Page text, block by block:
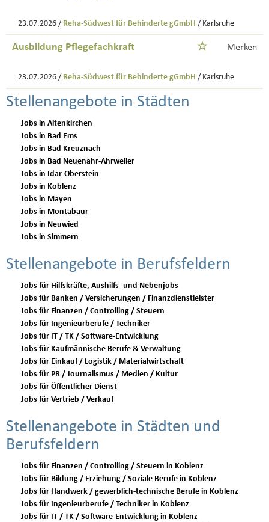
23.07.2026 / Reha-Südwest für Behinderte gGmbH / Karlsruhe
Ausbildung Pflegefachkraft Merken
23.07.2026 / Reha-Südwest für Behinderte gGmbH / Karlsruhe
Stellenangebote in Städten
Jobs in Altenkirchen
Jobs in Bad Ems
Jobs in Bad Kreuznach
Jobs in Bad Neuenahr-Ahrweiler
Jobs in Idar-Oberstein
Jobs in Koblenz
Jobs in Mayen
Jobs in Montabaur
Jobs in Neuwied
Jobs in Simmern
Stellenangebote in Berufsfeldern
Jobs für Hilfskräfte, Aushilfs- und Nebenjobs
Jobs für Banken / Versicherungen / Finanzdienstleister
Jobs für Finanzen / Controlling / Steuern
Jobs für Ingenieurberufe / Techniker
Jobs für IT / TK / Software-Entwicklung
Jobs für Kaufmännische Berufe & Verwaltung
Jobs für Einkauf / Logistik / Materialwirtschaft
Jobs für PR / Journalismus / Medien / Kultur
Jobs für Öffentlicher Dienst
Jobs für Vertrieb / Verkauf
Stellenangebote in Städten und
Berufsfeldern
Jobs für Finanzen / Controlling / Steuern in Koblenz
Jobs für Bildung / Erziehung / Soziale Berufe in Koblenz
Jobs für Handwerk / gewerblich-technische Berufe in Koblenz
Jobs für Ingenieurberufe / Techniker in Koblenz
Jobs für IT / TK / Software-Entwicklung in Koblenz